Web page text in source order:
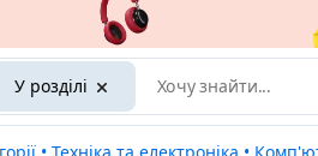
У розділі